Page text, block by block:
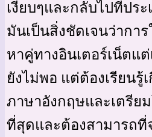
เงียบๆและกลับไปที่ปร
มันเป็นสิ่งชัดเจนว่ากา
หาคู่ทางอินเตอร์เน็ตแ
ยังไม่พอ แต่ต้องเรียนรู้
ภาษาอังกฤษและเตรีย
ที่สุดและต้องสามารถที่